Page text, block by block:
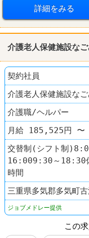
詳細をみる
介護老人保健施設な
契約社員
介護老人保健施設な
介護職/ヘルパー
月給 185,525円 〜
交替制(シフト制
16:009:30～18:30
時間
三重県多気郡多気町
ジョブメドレー提供
この